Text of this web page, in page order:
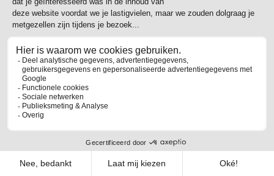
Uw naam
E-mailadres
Ondewerp
Bericht